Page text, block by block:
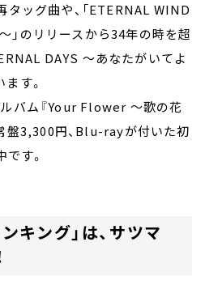
タッグ曲や、「ETERNAL WIND
」のリリースから34年の時を超
DAYS ～あなたがいてよ
す。
バム『Your Flower ～歌の花
盤3,300円、Blu-rayが付いた初
す。
キング」は、サツマ